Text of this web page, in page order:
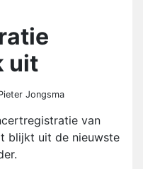
uit
Jongsma
van
blijkt uit de nieuwste